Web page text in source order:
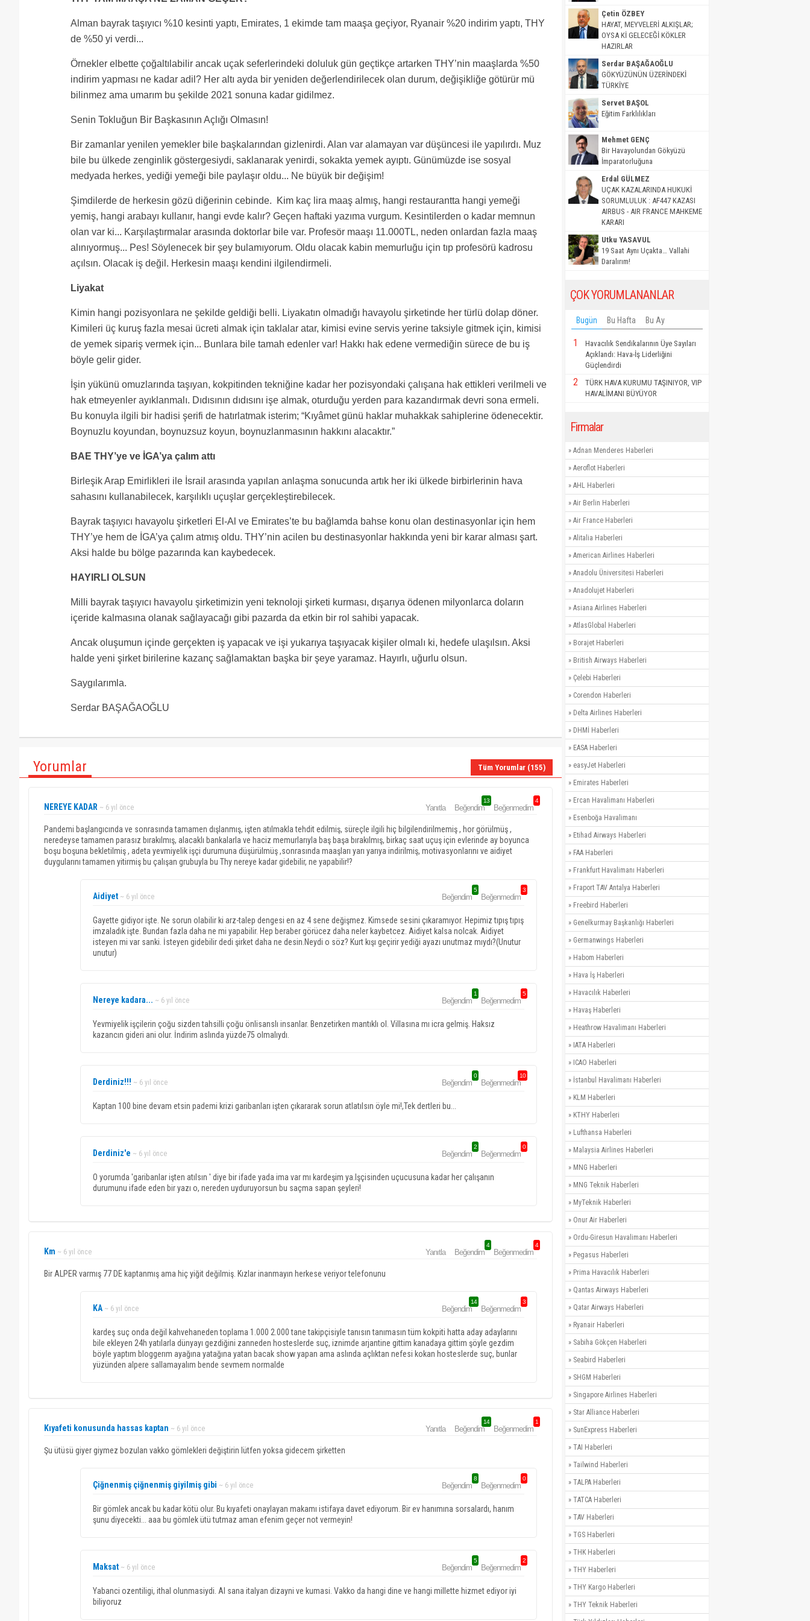
Alman bayrak taşıyıcı %10 kesinti yaptı, Emirates, 1 ekimde tam maaşa geçiyor, Ryanair %20 indirim yaptı, THY
de %50 yi verdi...
Örnekler elbette çoğaltılabilir ancak uçak seferlerindeki doluluk gün geçtikçe artarken THY’nin maaşlarda %50
indirim yapması ne kadar adil? Her altı ayda bir yeniden değerlendirilecek olan durum, değişikliğe götürür mü
bilinmez ama umarım bu şekilde 2021 sonuna kadar gidilmez.
Senin Tokluğun Bir Başkasının Açlığı Olmasın!
Bir zamanlar yenilen yemekler bile başkalarından gizlenirdi. Alan var alamayan var düşüncesi ile yapılırdı. Muz
bile bu ülkede zenginlik göstergesiydi, saklanarak yenirdi, sokakta yemek ayıptı. Günümüzde ise sosyal
medyada herkes, yediği yemeği bile paylaşır oldu... Ne büyük bir değişim!
Şimdilerde de herkesin gözü diğerinin cebinde. Kim kaç lira maaş almış, hangi restaurantta hangi yemeği
yemiş, hangi arabayı kullanır, hangi evde kalır? Geçen haftaki yazıma vurgum. Kesintilerden o kadar memnun
olan var ki... Karşılaştırmalar arasında doktorlar bile var. Profesör maaşı 11.000TL, neden onlardan fazla maaş
alınıyormuş... Pes! Söylenecek bir şey bulamıyorum. Oldu olacak kabin memurluğu için tıp profesörü kadrosu
açılsın. Olacak iş değil. Herkesin maaşı kendini ilgilendirmeli.
Liyakat
Kimin hangi pozisyonlara ne şekilde geldiği belli. Liyakatın olmadığı havayolu şirketinde her türlü dolap döner.
Kimileri üç kuruş fazla mesai ücreti almak için taklalar atar, kimisi evine servis yerine taksiyle gitmek için, kimisi
de yemek sipariş vermek için... Bunlara bile tamah edenler var! Hakkı hak edene vermediğin sürece de bu iş
böyle gelir gider.
İşin yükünü omuzlarında taşıyan, kokpitinden tekniğine kadar her pozisyondaki çalışana hak ettikleri verilmeli ve
hak etmeyenler ayıklanmalı. Dıdısının dıdısını işe almak, oturduğu yerden para kazandırmak devri sona ermeli.
Bu konuyla ilgili bir hadisi şerifi de hatırlatmak isterim; “Kıyâmet günü haklar muhakkak sahiplerine ödenecektir.
Boynuzlu koyundan, boynuzsuz koyun, boynuzlanmasının hakkını alacaktır.”
BAE THY’ye ve İGA’ya çalım attı
Birleşik Arap Emirlikleri ile İsrail arasında yapılan anlaşma sonucunda artık her iki ülkede birbirlerinin hava
sahasını kullanabilecek, karşılıklı uçuşlar gerçekleştirebilecek.
Bayrak taşıyıcı havayolu şirketleri El-Al ve Emirates’te bu bağlamda bahse konu olan destinasyonlar için hem
THY’ye hem de İGA’ya çalım atmış oldu. THY’nin acilen bu destinasyonlar hakkında yeni bir karar alması şart.
Aksi halde bu bölge pazarında kan kaybedecek.
HAYIRLI OLSUN
Milli bayrak taşıyıcı havayolu şirketimizin yeni teknoloji şirketi kurması, dışarıya ödenen milyonlarca doların
içeride kalmasına olanak sağlayacağı gibi pazarda da etkin bir rol sahibi yapacak.
Ancak oluşumun içinde gerçekten iş yapacak ve işi yukarıya taşıyacak kişiler olmalı ki, hedefe ulaşılsın. Aksi
halde yeni şirket birilerine kazanç sağlamaktan başka bir şeye yaramaz. Hayırlı, uğurlu olsun.
Saygılarımla.
Serdar BAŞAĞAOĞLU
Yorumlar Tüm Yorumlar (155)
NEREYE KADAR ~ 6 yıl önce Yanıtla Beğendim
13
Beğenmedim
4
Pandemi başlangıcında ve sonrasında tamamen dışlanmış, işten atılmakla tehdit edilmiş, süreçle ilgili hiç bilgilendirilmemiş , hor görülmüş ,
neredeyse tamamen parasız bırakılmış, alacaklı bankalarla ve haciz memurlarıyla baş başa bırakılmış, birkaç saat uçuş için evlerinde ay boyunca
boşu boşuna bekletilmiş , adeta yevmiyelik işçi durumuna düşürülmüş ,sonrasında maaşları yarı yarıya indirilmiş, motivasyonlarını ve aidiyet
duygularını tamamen yitirmiş bu çalışan grubuyla bu Thy nereye kadar gidebilir, ne yapabilir!?
Aidiyet ~ 6 yıl önce Beğendim
5
Beğenmedim
3
Gayette gidiyor işte. Ne sorun olabilir ki arz-talep dengesi en az 4 sene değişmez. Kimsede sesini çıkaramıyor. Hepimiz tıpış tıpış
imzaladık işte. Bundan fazla daha ne mi yapabilir. Hep beraber görücez daha neler kaybetcez. Aidiyet kalsa nolcak. Aidiyet
isteyen mi var sanki. İsteyen gidebilir dedi şirket daha ne desin.Neydi o söz? Kurt kışı geçirir yediği ayazı unutmaz mıydı?(Unutur
unutur)
Nereye kadara... ~ 6 yıl önce Beğendim
1
Beğenmedim
5
Yevmiyelik işçilerin çoğu sizden tahsilli çoğu önlisanslı insanlar. Benzetirken mantıklı ol. Villasına mı icra gelmiş. Haksız
kazancın gideri ani olur. İndirim aslında yüzde75 olmalıydı.
Derdiniz!!! ~ 6 yıl önce Beğendim
0
Beğenmedim
10
Kaptan 100 bine devam etsin pademi krizi garibanları işten çıkararak sorun atlatılsın öyle mi!,Tek dertleri bu...
Derdiniz'e ~ 6 yıl önce Beğendim
2
Beğenmedim
0
O yorumda 'garibanlar işten atılsın ' diye bir ifade yada ima var mı kardeşim ya.Işçisinden uçucusuna kadar her çalışanın
durumunu ifade eden bir yazı o, nereden uyduruyorsun bu saçma sapan şeyleri!
Km ~ 6 yıl önce Yanıtla Beğendim
4
Beğenmedim
4
Bir ALPER varmış 77 DE kaptanmış ama hiç yiğit değilmiş. Kızlar inanmayın herkese veriyor telefonunu
KA ~ 6 yıl önce Beğendim
14
Beğenmedim
3
kardeş suç onda değil kahvehaneden toplama 1.000 2.000 tane takipçisiyle tanısın tanımasın tüm kokpiti hatta aday adaylarını
bile ekleyen 24h yatılarla dünyayı gezdiğini zanneden hosteslerde suç, iznimde arjantine gittim kanadaya gittim şöyle gezdim
böyle yaptım bloggerım ayağına yatağına yatan bacak show yapan ama aslında açlıktan nefesi kokan hosteslerde suç, bunlar
yüzünden alpere sallamayalım bende sevmem normalde
Kıyafeti konusunda hassas kaptan ~ 6 yıl önce Yanıtla Beğendim
14
Beğenmedim
1
Şu ütüsü giyer giymez bozulan vakko gömlekleri değiştirin lütfen yoksa gidecem şirketten
Çiğnenmiş çiğnenmiş giyilmiş gibi ~ 6 yıl önce Beğendim
8
Beğenmedim
0
Bir gömlek ancak bu kadar kötü olur. Bu kıyafeti onaylayan makamı istifaya davet ediyorum. Bir ev hanımına sorsalardı, hanım
şunu diyecekti... aaa bu gömlek ütü tutmaz aman efenim geçer not vermeyin!
Maksat ~ 6 yıl önce Beğendim
5
Beğenmedim
2
Yabanci ozentiligi, ithal olunmasiydi. Al sana italyan dizayni ve kumasi. Vakko da hangi dine ve hangi millette hizmet ediyor iyi
biliyoruz
Çetin ÖZBEY
HAYAT, MEYVELERİ ALKIŞLAR;
OYSA Kİ GELECEĞİ KÖKLER
HAZIRLAR
Serdar BAŞAĞAOĞLU
GÖKYÜZÜNÜN ÜZERİNDEKİ
TÜRKİYE
Servet BAŞOL
Eğitim Farklılıkları
Mehmet GENÇ
Bir Havayolundan Gökyüzü
İmparatorluğuna
Erdal GÜLMEZ
UÇAK KAZALARINDA HUKUKİ
SORUMLULUK : AF447 KAZASI
AIRBUS - AIR FRANCE MAHKEME
KARARI
Utku YASAVUL
19 Saat Aynı Uçakta… Vallahi
Daralırım!
ÇOK YORUMLANANLAR
Bugün Bu Hafta Bu Ay
1
Havacılık Sendikalarının Üye Sayıları
Açıklandı: Hava-İş Liderliğini
Güçlendirdi
2
TÜRK HAVA KURUMU TAŞINIYOR, VIP
HAVALİMANI BÜYÜYOR
Firmalar
» Adnan Menderes Haberleri
» Aeroflot Haberleri
» AHL Haberleri
» Air Berlin Haberleri
» Air France Haberleri
» Alitalia Haberleri
» American Airlines Haberleri
» Anadolu Üniversitesi Haberleri
» Anadolujet Haberleri
» Asiana Airlines Haberleri
» AtlasGlobal Haberleri
» Borajet Haberleri
» British Airways Haberleri
» Çelebi Haberleri
» Corendon Haberleri
» Delta Airlines Haberleri
» DHMİ Haberleri
» EASA Haberleri
» easyJet Haberleri
» Emirates Haberleri
» Ercan Havalimanı Haberleri
» Esenboğa Havalimanı
» Etihad Airways Haberleri
» FAA Haberleri
» Frankfurt Havalimanı Haberleri
» Fraport TAV Antalya Haberleri
» Freebird Haberleri
» Genelkurmay Başkanlığı Haberleri
» Germanwings Haberleri
» Habom Haberleri
» Hava İş Haberleri
» Havacılık Haberleri
» Havaş Haberleri
» Heathrow Havalimanı Haberleri
» IATA Haberleri
» ICAO Haberleri
» İstanbul Havalimanı Haberleri
» KLM Haberleri
» KTHY Haberleri
» Lufthansa Haberleri
» Malaysia Airlines Haberleri
» MNG Haberleri
» MNG Teknik Haberleri
» MyTeknik Haberleri
» Onur Air Haberleri
» Ordu-Giresun Havalimanı Haberleri
» Pegasus Haberleri
» Prima Havacılık Haberleri
» Qantas Airways Haberleri
» Qatar Airways Haberleri
» Ryanair Haberleri
» Sabiha Gökçen Haberleri
» Seabird Haberleri
» SHGM Haberleri
» Singapore Airlines Haberleri
» Star Alliance Haberleri
» SunExpress Haberleri
» TAI Haberleri
» Tailwind Haberleri
» TALPA Haberleri
» TATCA Haberleri
» TAV Haberleri
» TGS Haberleri
» THK Haberleri
» THY Haberleri
» THY Kargo Haberleri
» THY Teknik Haberleri